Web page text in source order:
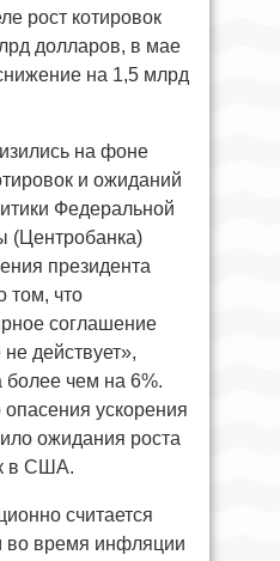
рост котировок
долларов, в мае
на 1,5 млрд
на фоне
и ожиданий
Федеральной
(Центробанка)
президента
том, что
соглашение
действует»,
чем на 6%.
ускорения
ожидания роста
в США.
считается
во время инфляции